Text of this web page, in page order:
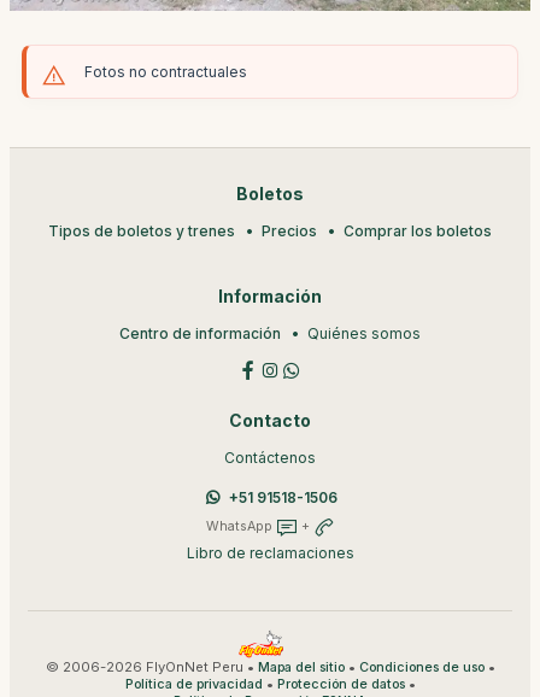
Fotos no contractuales
Boletos
Tipos de boletos y trenes Precios Comprar los boletos
Información
Centro de información Quiénes somos
Contacto
Contáctenos
+51 91518-1506
WhatsApp +
Libro de reclamaciones
© 2006-2026 FlyOnNet Peru • Mapa del sitio• Condiciones de uso•
Política de privacidad • Protección de datos•